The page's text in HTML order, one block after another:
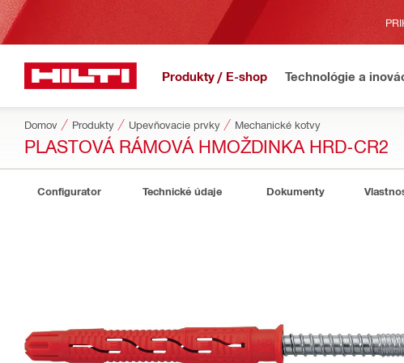
Produkty / E-shop Technológie a
Domov Produkty Upevňovacie prvky Mechanické kotvy
PLASTOVÁ RÁMOVÁ HMOŽDINKA HRD-CR2
Configurator Technické údaje Dokumenty